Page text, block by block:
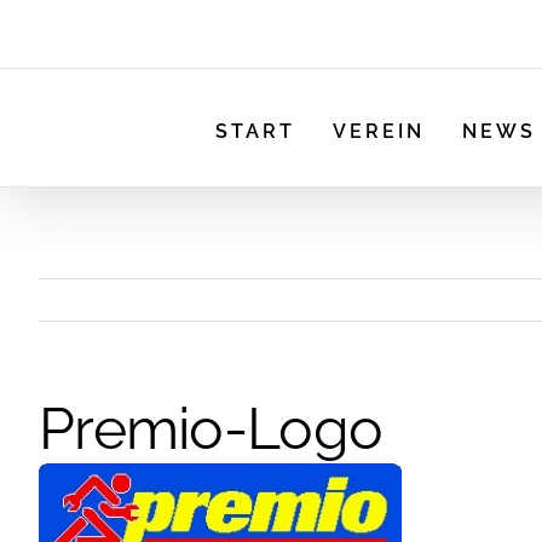
START VEREIN NEWS
Premio-Logo